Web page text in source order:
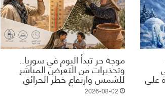
على
موجة حر تبدأ اليوم في سوريا..
وتحذيرات من التعرض المباشر
للشمس وارتفاع خطر الحرائق
2026-08-02